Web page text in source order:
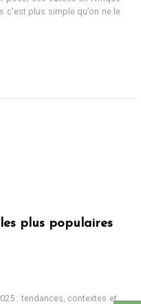
plus populaires
: tendances, contextes et